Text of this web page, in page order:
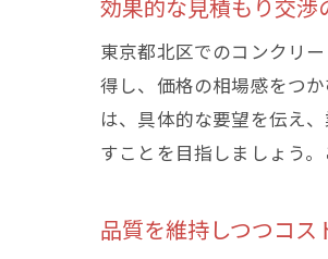
効果的な見積もり交渉
東京都北区でのコンクリ
得し、価格の相場感をつ
は、具体的な要望を伝え
すことを目指しましょう
品質を維持しつつコス